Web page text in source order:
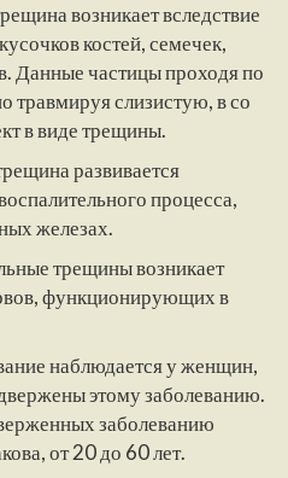
возникает вследствие
костей, семечек,
Данные частицы проходя по
травмируя слизистую, в со
в виде трещины.
развивается
процесса,
железах.
трещины возникает
функционирующих в
наблюдается у женщин,
этому заболеванию.
заболеванию
от 20 до 60 лет.